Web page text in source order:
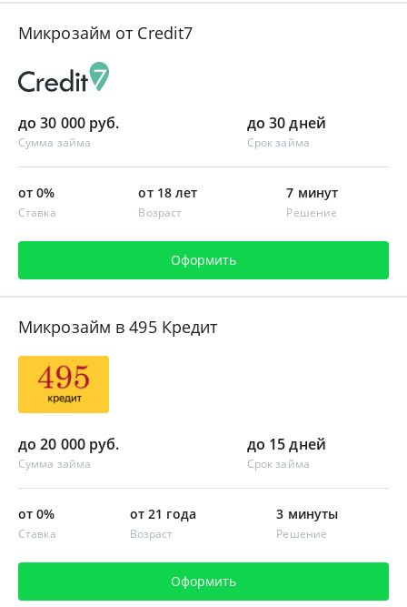
Микрозайм от Credit7
до 30 000 руб.
Сумма займа
до 30 дней
Срок займа
от 0%
Ставка
от 18 лет
Возраст
7 минут
Решение
Оформить
Микрозайм в 495 Кредит
до 20 000 руб.
Сумма займа
до 15 дней
Срок займа
от 0%
Ставка
от 21 года
Возраст
3 минуты
Решение
Оформить